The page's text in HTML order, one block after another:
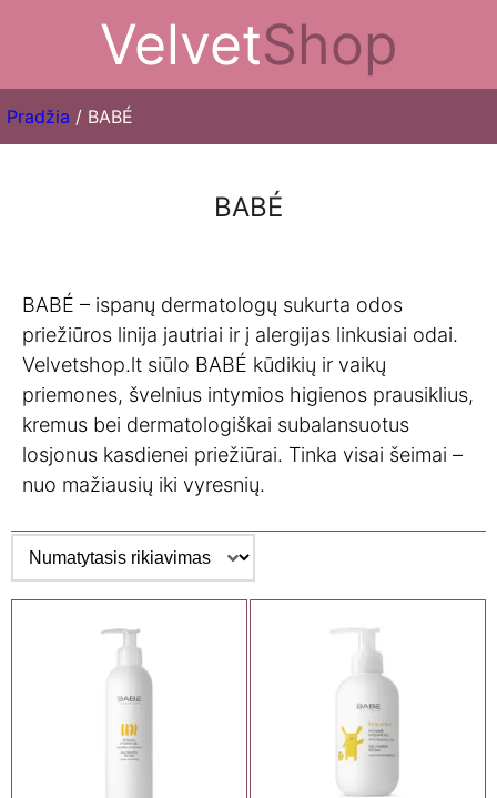
VelvetShop
Pradžia / BABÉ
BABÉ
BABÉ – ispanų dermatologų sukurta odos
priežiūros linija jautriai ir į alergijas linkusiai odai.
Velvetshop.lt siūlo BABÉ kūdikių ir vaikų
priemones, švelnius intymios higienos prausiklius,
kremus bei dermatologiškai subalansuotus
losjonus kasdienei priežiūrai. Tinka visai šeimai –
nuo mažiausių iki vyresnių.